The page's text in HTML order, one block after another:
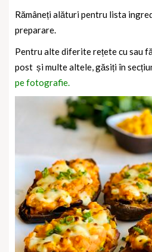
Rămâneți alături pentru lista
preparare.
Pentru alte diferite rețete cu sau
post și multe altele, găsiți în
pe fotografie.